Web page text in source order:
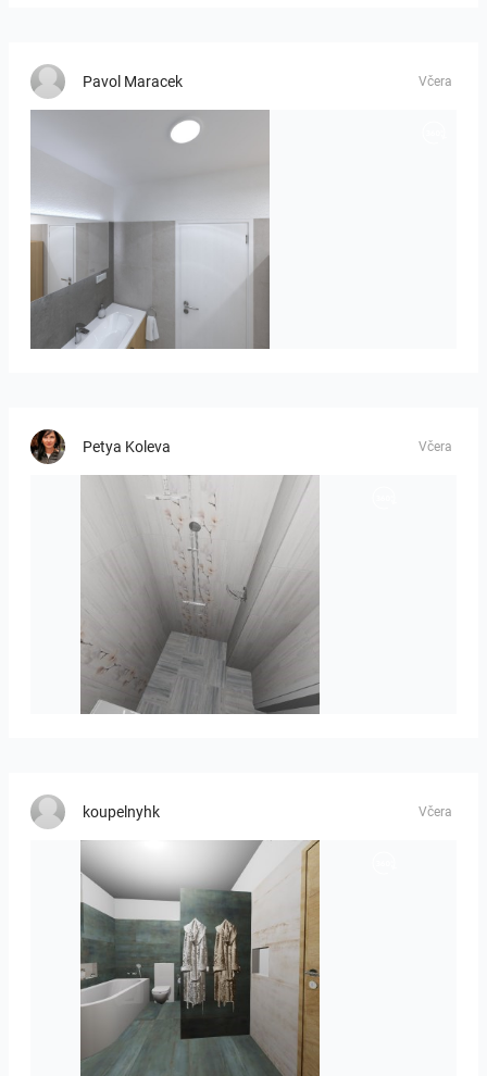
Pavol Maracek Včera
Róža-05
Petya Koleva Včera
Liliya_Stoyanova-01
koupelnyhk Včera
koupelna-01